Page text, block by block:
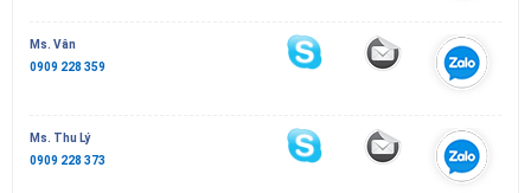
Ms. Vân
0909 228 359
Ms. Thu Lý
0909 228 373